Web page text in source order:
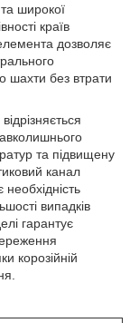
широкої
країв
дозволяє
шахти без втрати
та підвищену
канал
випадків
гарантує
корозійній